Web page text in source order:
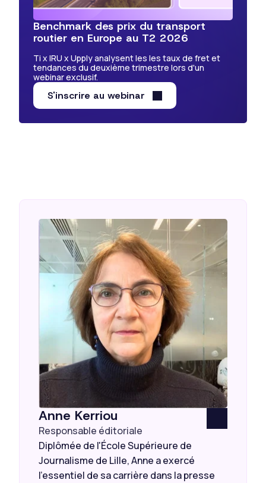
Benchmark des prix du transport
routier en Europe au T2 2026
Ti x IRU x Upply analysent les les taux de fret et
tendances du deuxième trimestre lors d'un
webinar exclusif.
S'inscrire au webinar
Anne Kerriou
Responsable éditoriale
Diplômée de l'École Supérieure de
Journalisme de Lille, Anne a exercé
l’essentiel de sa carrière dans la presse